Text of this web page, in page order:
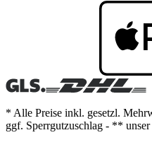
* Alle Preise inkl. gesetzl.
ggf. Sperrgutzuschlag - **